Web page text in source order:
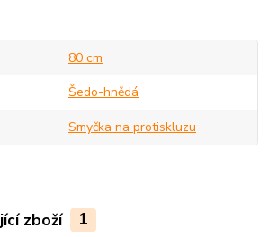
80 cm
Šedo-hnědá
Smyčka na protiskluzu
zboží 1